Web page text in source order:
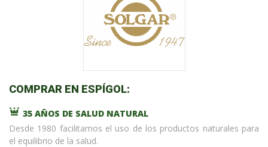
COMPRAR EN ESPÍGOL:
35 AÑOS DE SALUD NATURAL
Desde 1980 facilitamos el uso de los productos naturales para
el equilibrio de la salud.